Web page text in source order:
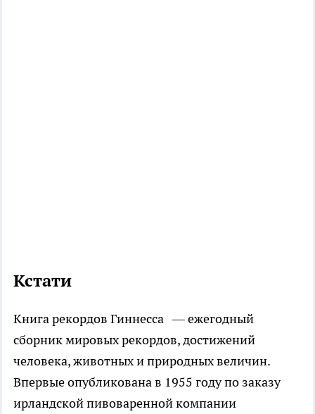
Кстати
Книга рекордов Гиннесса — ежегодный
сборник мировых рекордов, достижений
человека, животных и природных величин.
Впервые опубликована в 1955 году по заказу
ирландской пивоваренной компании